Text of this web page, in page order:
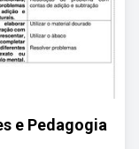
e Pedagogia